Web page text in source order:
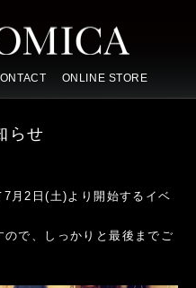
ONLINE STORE
らせ
月2日(土)より開始するイベ
で、しっかりと最後までご